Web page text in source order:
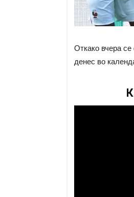
Откако вчера
денес во